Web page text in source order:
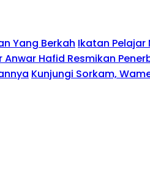
Yang Berkah Ikatan Pelajar
Anwar Hafid Resmikan
Kunjungi Sorkam,